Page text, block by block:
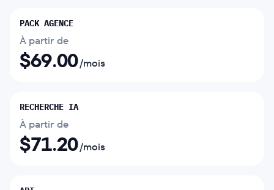
PACK AGENCE
À partir de
$69.00/mois
RECHERCHE IA
À partir de
$71.20/mois